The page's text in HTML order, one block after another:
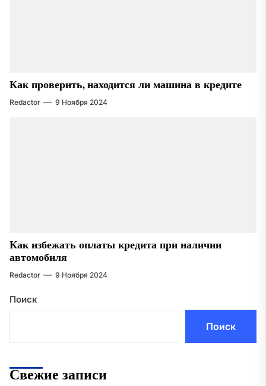
Как проверить, находится ли машина в кредите
Redactor 9 Ноября 2024
Как избежать оплаты кредита при наличии
автомобиля
Redactor 9 Ноября 2024
Поиск
Поиск
Свежие записи